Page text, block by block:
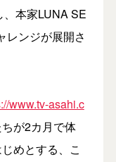
本家LUNA SE
レンジが展開さ
www.tv-asahi.c
が2カ月で体
めとする、こ